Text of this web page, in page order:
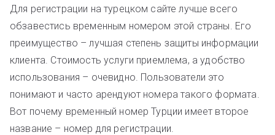
Для регистрации на турецком сайте лучше всего
обзавестись временным номером этой страны. Его
преимущество – лучшая степень защиты информации
клиента. Стоимость услуги приемлема, а удобство
использования – очевидно. Пользователи это
понимают и часто арендуют номера такого формата.
Вот почему временный номер Турции имеет второе
название – номер для регистрации.